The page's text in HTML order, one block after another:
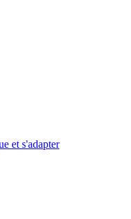
et s'adapter